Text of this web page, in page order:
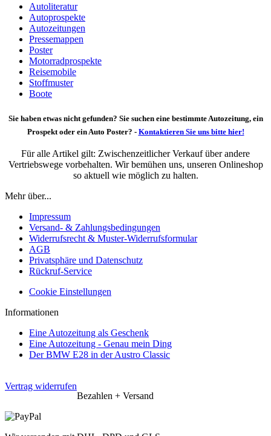
Autoliteratur
Autoprospekte
Autozeitungen
Pressemappen
Poster
Motorradprospekte
Reisemobile
Stoffmuster
Boote
Sie haben etwas nicht gefunden? Sie suchen eine bestimmte Autozeitung, ein
Prospekt oder ein Auto Poster? - Kontaktieren Sie uns bitte hier!
Für alle Artikel gilt: Zwischenzeitlicher Verkauf über andere
Vertriebswege vorbehalten. Wir bemühen uns, unseren Onlineshop
so aktuell wie möglich zu halten.
Mehr über...
Impressum
Versand- & Zahlungsbedingungen
Widerrufsrecht & Muster-Widerrufsformular
AGB
Privatsphäre und Datenschutz
Rückruf-Service
Cookie Einstellungen
Informationen
Eine Autozeitung als Geschenk
Eine Autozeitung - Genau mein Ding
Der BMW E28 in der Austro Classic
Vertrag widerrufen
Bezahlen + Versand